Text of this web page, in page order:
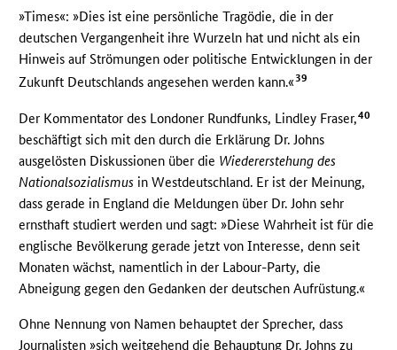
»Times«: »Dies ist eine persönliche Tragödie, die in der
deutschen Vergangenheit ihre Wurzeln hat und nicht als ein
Hinweis auf Strömungen oder politische Entwicklungen in der
Zukunft Deutschlands angesehen werden kann.«39
Der Kommentator des Londoner Rundfunks, Lindley Fraser,40
beschäftigt sich mit den durch die Erklärung Dr. Johns
ausgelösten Diskussionen über die Wiedererstehung des
Nationalsozialismus in Westdeutschland. Er ist der Meinung,
dass gerade in England die Meldungen über Dr. John sehr
ernsthaft studiert werden und sagt: »Diese Wahrheit ist für die
englische Bevölkerung gerade jetzt von Interesse, denn seit
Monaten wächst, namentlich in der Labour-Party, die
Abneigung gegen den Gedanken der deutschen Aufrüstung.«
Ohne Nennung von Namen behauptet der Sprecher, dass
Journalisten »sich weitgehend die Behauptung Dr. Johns zu